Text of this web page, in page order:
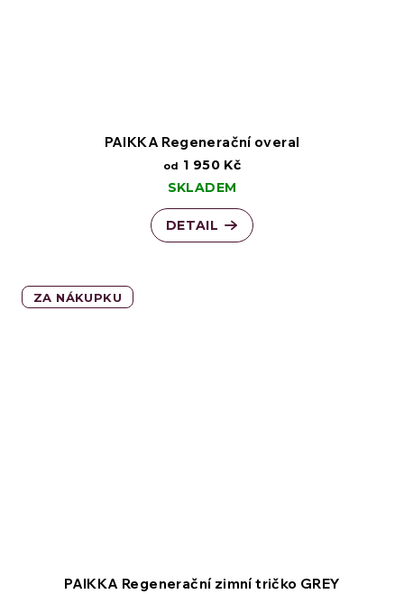
PAIKKA Regenerační overal
od 1 950 Kč
SKLADEM
DETAIL
ZA NÁKUPKU
PAIKKA Regenerační zimní tričko GREY